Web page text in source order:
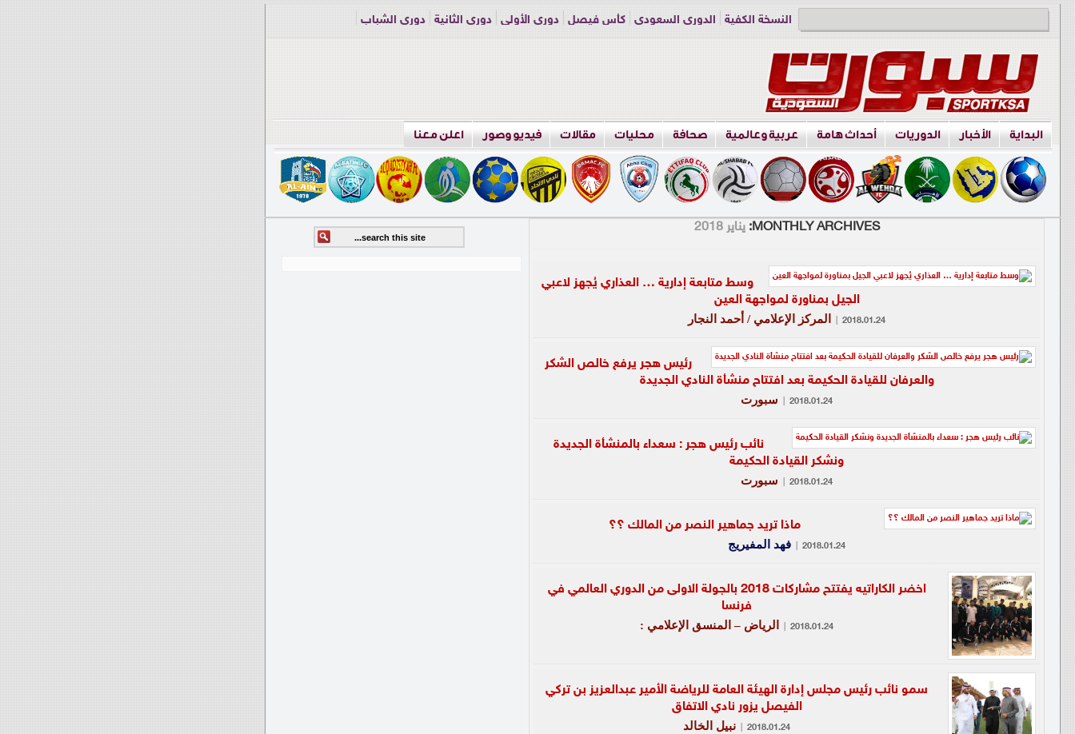
النسخة الكفية الدوري السعودي كأس فيصل دوري الأولى دوري الثانية
دوري الشباب
البداية الأخبار الدوريات أحداث هامة عربية وعالمية صحافة محليات مقالات فيديو وصور اعلن معنا
MONTHLY ARCHIVES: يناير 2018
وسط متابعة إدارية … العذاري يُجهز لاعبي
الجيل بمناورة لمواجهة العين
2018.01.24 المركز الإعلامي / أحمد النجار
رئيس هجر يرفع خالص الشكر
والعرفان للقيادة الحكيمة بعد افتتاح منشأة النادي الجديدة
2018.01.24 سبورت
نائب رئيس هجر : سعداء بالمنشأة الجديدة
ونشكر القيادة الحكيمة
2018.01.24 سبورت
ماذا تريد جماهير النصر من المالك ؟؟
2018.01.24 فهد المفيريج
اخضر الكاراتيه يفتتح مشاركات 2018 بالجولة الاولى من الدوري العالمي في
فرنسا
2018.01.24 الرياض – المنسق الإعلامي :
سمو نائب رئيس مجلس إدارة الهيئة العامة للرياضة الأمير عبدالعزيز بن تركي
الفيصل يزور نادي الاتفاق
2018.01.24 نبيل الخالد